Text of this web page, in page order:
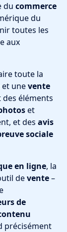
du commerce
du
toutes les
aux
toute la
unevente
éléments
et
et des avis
sociale
en ligne, la
devente–
de
précisément